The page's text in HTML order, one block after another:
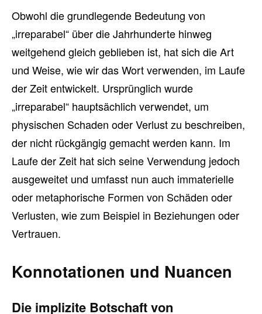
Obwohl die grundlegende Bedeutung von
„irreparabel“ über die Jahrhunderte hinweg
weitgehend gleich geblieben ist, hat sich die Art
und Weise, wie wir das Wort verwenden, im Laufe
der Zeit entwickelt. Ursprünglich wurde
„irreparabel“ hauptsächlich verwendet, um
physischen Schaden oder Verlust zu beschreiben,
der nicht rückgängig gemacht werden kann. Im
Laufe der Zeit hat sich seine Verwendung jedoch
ausgeweitet und umfasst nun auch immaterielle
oder metaphorische Formen von Schäden oder
Verlusten, wie zum Beispiel in Beziehungen oder
Vertrauen.
Konnotationen und Nuancen
Die implizite Botschaft von